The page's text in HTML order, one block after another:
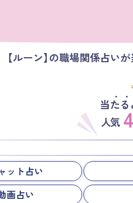
【ルーン】の職場関係占い
当たる
人気
ット占い
画占い